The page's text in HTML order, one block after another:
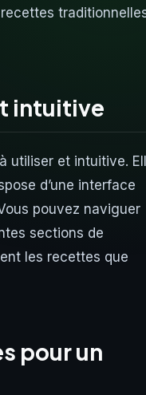
intuitive
utiliser et intuitive.
d’une interface
pouvez naviguer
sections de
les recettes que
pour un